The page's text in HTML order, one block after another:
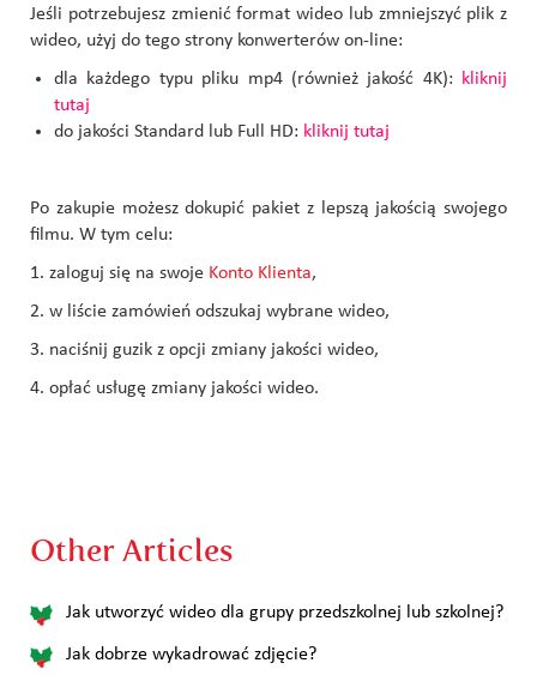
Jeśli potrzebujesz zmienić format wideo lub zmniejszyć plik z
wideo, użyj do tego strony konwerterów on-line:
dla każdego typu pliku mp4 (również jakość 4K): kliknij
tutaj
do jakości Standard lub Full HD: kliknij tutaj
Po zakupie możesz dokupić pakiet z lepszą jakością swojego
filmu. W tym celu:
1. zaloguj się na swoje Konto Klienta,
2. w liście zamówień odszukaj wybrane wideo,
3. naciśnij guzik z opcji zmiany jakości wideo,
4. opłać usługę zmiany jakości wideo.
Other Articles
Jak utworzyć wideo dla grupy przedszkolnej lub szkolnej?
Jak dobrze wykadrować zdjęcie?